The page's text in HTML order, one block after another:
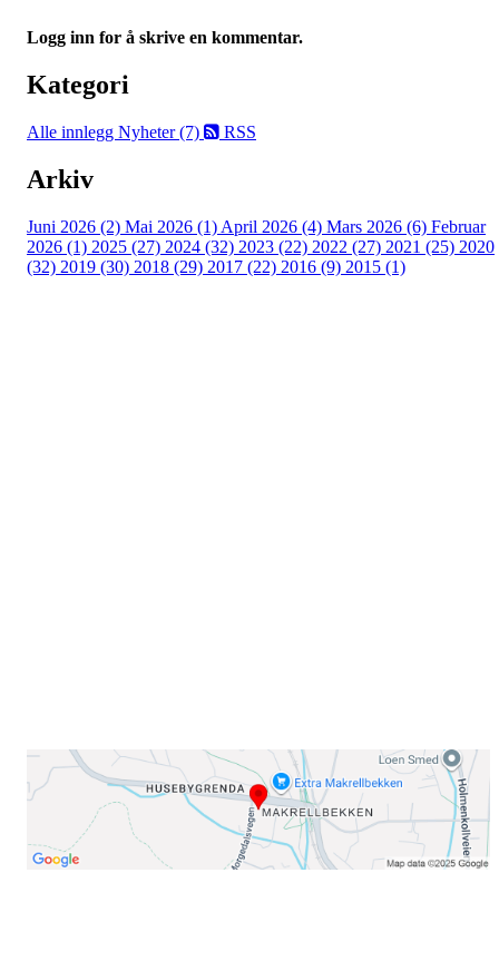
Logg inn for å skrive en kommentar.
Kategori
Alle innlegg Nyheter (7) RSS
Arkiv
Juni 2026 (2) Mai 2026 (1) April 2026 (4) Mars 2026 (6) Februar
2026 (1) 2025 (27) 2024 (32) 2023 (22) 2022 (27) 2021 (25) 2020
(32) 2019 (30) 2018 (29) 2017 (22) 2016 (9) 2015 (1)